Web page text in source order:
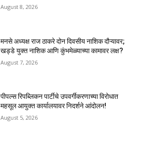
August 8, 2026
मनसे अध्यक्ष राज ठाकरे दोन दिवसीय नाशिक दौऱ्यावर;
खड्डे युक्त नाशिक आणि कुंभमेळ्याच्या कामावर लक्ष?
August 7, 2026
पीपल्स रिपब्लिकन पार्टीचे उपवर्गीकरणाच्या विरोधात
महसूल आयुक्त कार्यालयावर निदर्शने आंदोलन!
August 5, 2026